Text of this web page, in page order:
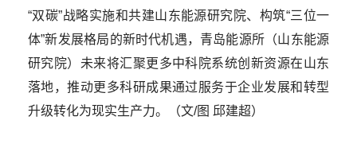
“双碳”战略实施和共建山东能源研究院、构筑“三位一
体”新发展格局的新时代机遇，青岛能源所（山东能源
研究院）未来将汇聚更多中科院系统创新资源在山东
落地，推动更多科研成果通过服务于企业发展和转型
升级转化为现实生产力。
（文/图 邱建超）